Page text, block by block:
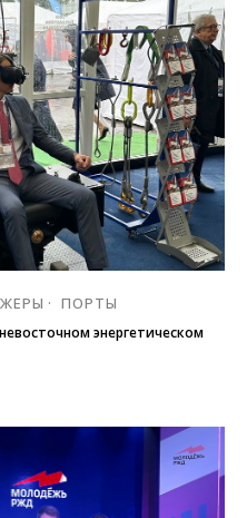
ПОРТЫ
энергетическом